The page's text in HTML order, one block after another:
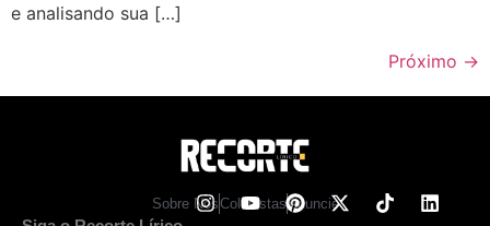
e analisando sua […]
Próximo →
Sobre NosColunistasAnuncie